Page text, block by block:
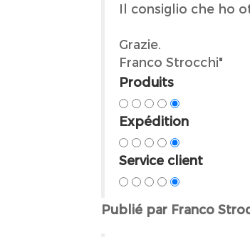
Il consiglio che ho
Grazie.
Franco Strocchi"
Produits
Expédition
Service client
Publié par Franco